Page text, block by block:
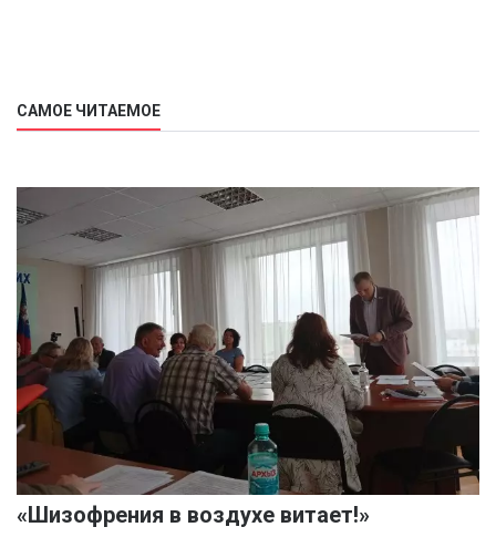
САМОЕ ЧИТАЕМОЕ
«Шизофрения в воздухе витает!»